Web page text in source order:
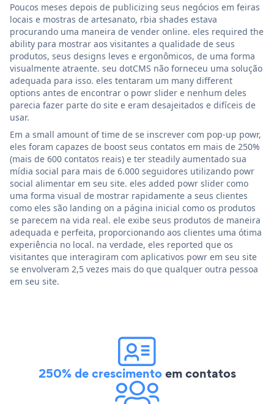
Poucos meses depois de publicizing seus negócios em feiras
locais e mostras de artesanato, rbia shades estava
procurando uma maneira de vender online. eles required the
ability para mostrar aos visitantes a qualidade de seus
produtos, seus designs leves e ergonômicos, de uma forma
visualmente atraente. seu dotCMS não forneceu uma solução
adequada para isso. eles tentaram um many different
options antes de encontrar o powr slider e nenhum deles
parecia fazer parte do site e eram desajeitados e difíceis de
usar.
Em a small amount of time de se inscrever com pop-up powr,
eles foram capazes de boost seus contatos em mais de 250%
(mais de 600 contatos reais) e ter steadily aumentado sua
mídia social para mais de 6.000 seguidores utilizando powr
social alimentar em seu site. eles added powr slider como
uma forma visual de mostrar rapidamente a seus clientes
como eles são landing on a página inicial como os produtos
se parecem na vida real. ele exibe seus produtos de maneira
adequada e perfeita, proporcionando aos clientes uma ótima
experiência no local. na verdade, eles reported que os
visitantes que interagiram com aplicativos powr em seu site
se envolveram 2,5 vezes mais do que qualquer outra pessoa
em seu site.
250% de crescimentoem contatos